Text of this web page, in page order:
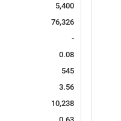
5,400
76,326
-
0.08
545
3.56
10,238
0.63